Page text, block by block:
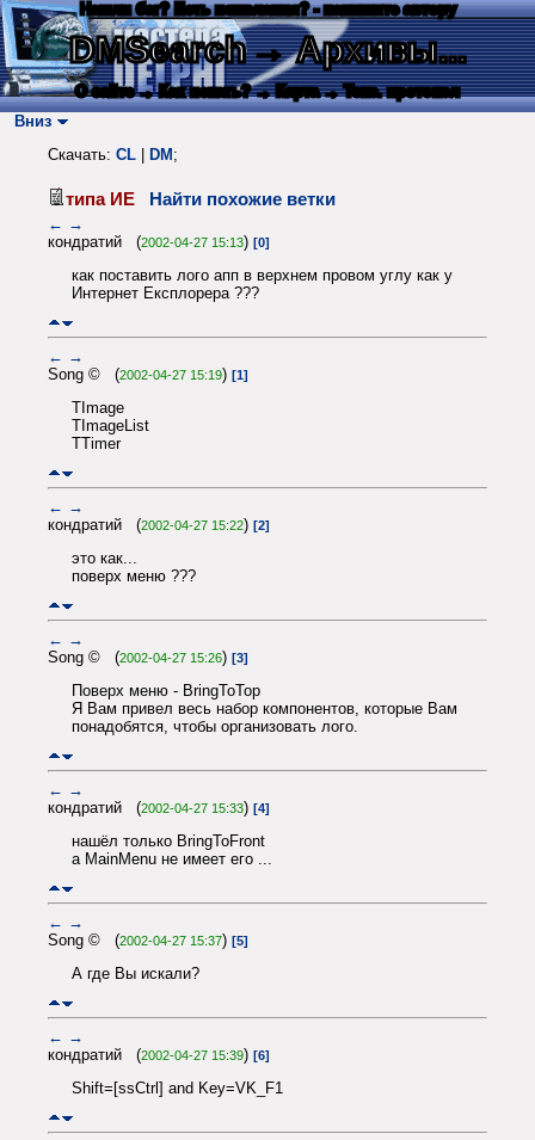
Нашли баг? Есть пожелания? - напишите автору
DMSearch→ Архивы...
О сайте → Как искать? → Карта → Текс. протокол
Вниз
Скачать: CL DM ;
типа ИЕ Найти похожие ветки
← →
кондратий (2002-04-27 15:13) [0]
как поставить лого апп в верхнем провом углу как у
Интернет Експлорера ???
← →
Song © (2002-04-27 15:19) [1]
TImage
TImageList
TTimer
← →
кондратий (2002-04-27 15:22) [2]
это как...
поверх меню ???
← →
Song © (2002-04-27 15:26) [3]
Поверх меню - BringToTop
Я Вам привел весь набор компонентов, которые Вам
понадобятся, чтобы организовать лого.
← →
кондратий (2002-04-27 15:33) [4]
нашёл только BringToFront
а MainMenu не имеет его ...
← →
Song © (2002-04-27 15:37) [5]
А где Вы искали?
← →
кондратий (2002-04-27 15:39) [6]
Shift=[ssCtrl] and Key=VK_F1